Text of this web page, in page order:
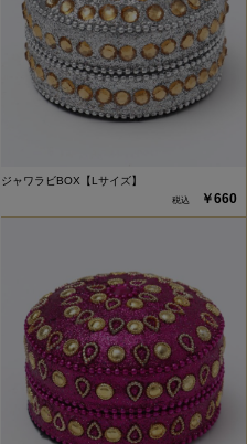
ジャワラビBOX【Lサイズ】
￥660